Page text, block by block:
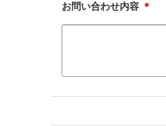
お問い合わせ内容 ＊